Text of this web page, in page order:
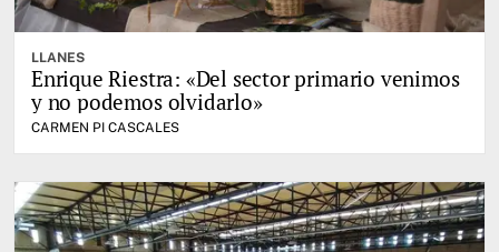
LLANES
Enrique Riestra: «Del sector primario venimos
y no podemos olvidarlo»
CARMEN PI CASCALES